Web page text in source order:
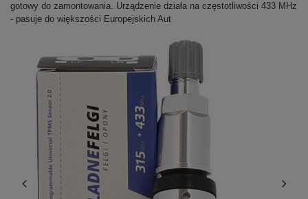
gotowy do zamontowania. Urządzenie działa na częstotliwości 433 MHz
- pasuje do większości Europejskich Aut